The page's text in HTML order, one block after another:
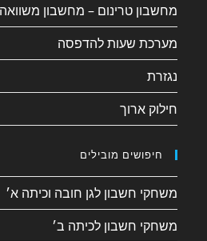
מחשבון טרינום – מחשבון
מערכת שעות להדפסה
נגזרת
חילוק ארוך
חיפושים מובילים
משחקי חשבון לגן חובה וכיתה א׳
משחקי חשבון לכיתה ב׳